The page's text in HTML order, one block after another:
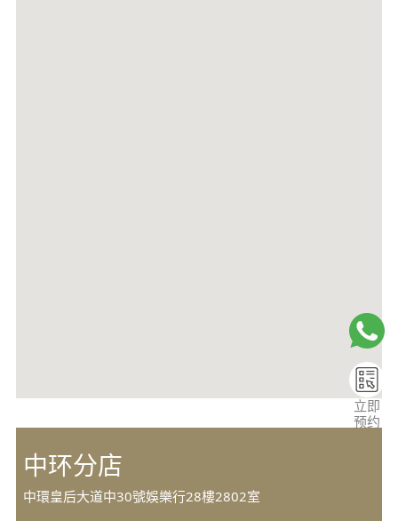
中环分店
中環皇后大道中30號娛樂行28樓2802室
立即
预约